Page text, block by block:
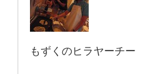
もずくのヒラヤーチー